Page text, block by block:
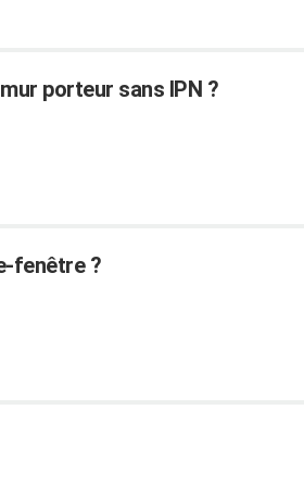
porteur sans IPN ?
fenêtre ?